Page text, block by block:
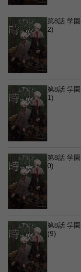
第8話 学
2)
第8話 学
1)
第8話 学
0)
第8話 学
(9)